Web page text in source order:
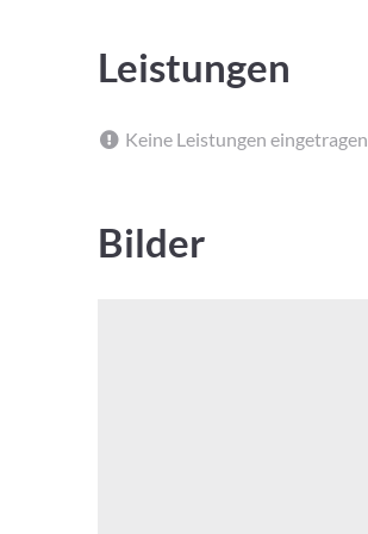
Leistungen
Keine Leistungen eingetragen
Bilder